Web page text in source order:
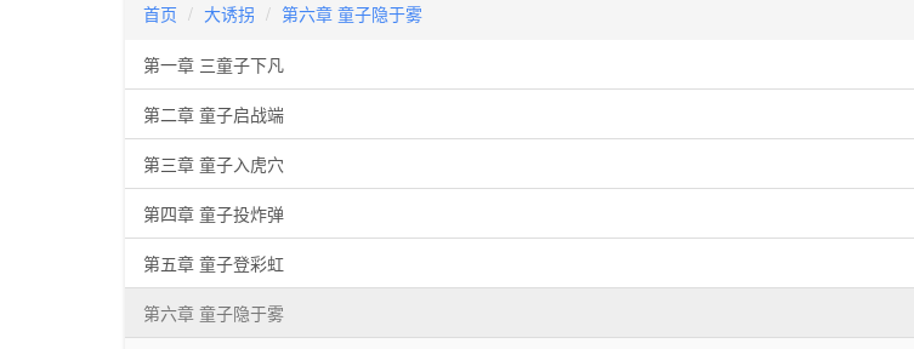
首页 大诱拐
第六章 童子隐于雾
第一章 三童子下凡
第二章 童子启战端
第三章 童子入虎穴
第四章 童子投炸弹
第五章 童子登彩虹
第六章 童子隐于雾